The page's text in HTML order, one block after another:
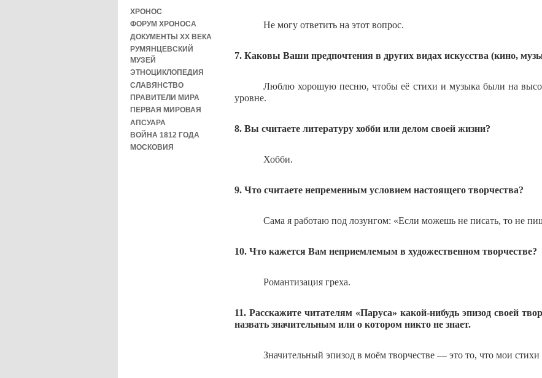
ХРОНОС
ФОРУМ ХРОНОСА
ДОКУМЕНТЫ XX ВЕКА
РУМЯНЦЕВСКИЙ
МУЗЕЙ
ЭТНОЦИКЛОПЕДИЯ
СЛАВЯНСТВО
ПРАВИТЕЛИ МИРА
ПЕРВАЯ МИРОВАЯ
АПСУАРА
ВОЙНА 1812 ГОДА
МОСКОВИЯ
Не могу ответить на этот вопрос.
7. Каковы Ваши предпочтения в других видах искусства (кино,
Люблю хорошую песню, чтобы её стихи и музыка были на
уровне.
8. Вы считаете литературу хобби или делом своей жизни?
Хобби.
9. Что считаете непременным условием настоящего творчества?
Сама я работаю под лозунгом: «Если можешь не писать, то не
10. Что кажется Вам неприемлемым в художественном творчестве?
Романтизация греха.
11. Расскажите читателям «Паруса» какой-нибудь эпизод своей
назвать значительным или о котором никто не знает.
Значительный эпизод в моём творчестве — это то, что мои